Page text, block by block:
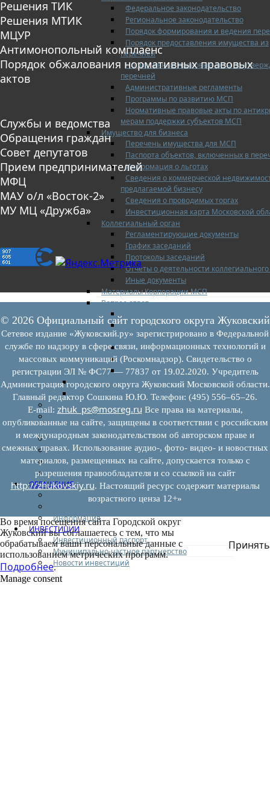
Федеральное законодательство
Региональное законодательство
Порядок формирования и ведения
Порядок предоставления имущества из
перечней
Нормативные правовые акты по
перечней
Административные регламенты
Программы по развитию МСП
Нормативные правовые акты по
мерам поддержки субъектов МСП
Имущество для бизнеса
Перечень имущества для МСП
Паспорта объектов, включенных в
Информация о льготах
Сведения о коммерческой
предлагаемой бизнесу
Сведения о проводимых торгах
Инвестиционная карта Московской
Коллегиальный орган
Регламентирующие документы
График заседаний
Протоколы заседаний
Отчеты о деятельности
Иные документы
Материалы Корпорации МСП
Вопрос-ответ
Наполнение и актуализация перечней
имущества
Предоставление имущества
Выкуп имущества
Прочие
Информационная поддержка
Консультационная поддержка
Инфраструктура поддержки
Совет по развитию и поддержке малого и
среднего предпринимательства
Контакты
Книга жалоб
Законодательство
Конкурсы
ОБРАЩЕНИЯ
Обращения граждан
Графики личного приема граждан
Информация
ИНВЕСТИЦИИ
Инвестиционный паспорт
Муниципально-частное партнерство
Новости инвестиций
Решения ТИК
Решения МТИК
МЦУР
Антимонопольный комплаенс
Порядок обжалования нормативных правовых
актов
Службы и ведомства
Обращения граждан
Совет депутатов
Прием предпринимателей
МФЦ
МАУ о/л «Восток-2»
МУ МЦ «Дружба»
© 2026 Официальный сайт городского округа Жуковский
Сетевое издание «Жуковский.ру» зарегистрировано в Федеральной
службе по надзору в сфере связи, информационных технологий и
массовых коммуникаций (Роскомнадзор). Свидетельство о
регистрации ЭЛ № ФС77 — 77837 от 19.02.2020. Учредитель
Администрация городского округа Жуковский Московской области.
Главный редактор Сошкина Ю.Ю. Телефон: (495) 556–65–26.
E‑mail: zhuk_ps@mosreg.ru Все права на материалы,
опубликованные на сайте, защищены в соответствии с российским
и международным законодательством об авторском праве и
смежных правах. Использование аудио-, фото- видео- и новостных
материалов, размещенных на сайте, допускается только с
разрешения правообладателя и со ссылкой на сайт
http://zhukovskiy.ru. Настоящий ресурс содержит материалы
возрастного ценза 12+»
Во время посещения сайта Городской округ
Жуковский вы соглашаетесь с тем, что мы
обрабатываем ваши персональные данные с
использованием метрических программ.
Подробнее.
Принять
Manage consent